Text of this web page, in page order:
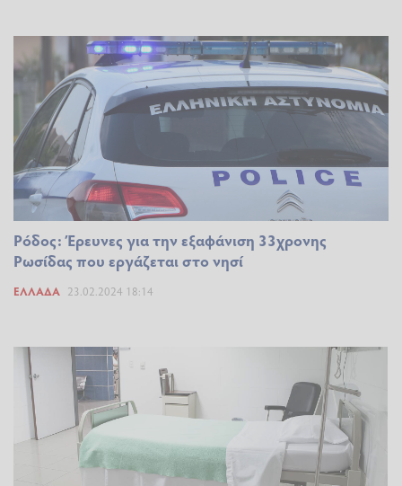
Ρόδος: Έρευνες για την εξαφάνιση 33χρονης
Ρωσίδας που εργάζεται στο νησί
ΕΛΛΆΔΑ 23.02.2024 18:14